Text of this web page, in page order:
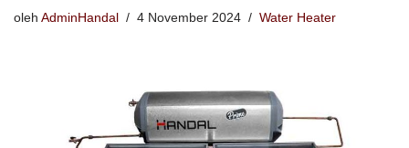
oleh AdminHandal 4 November 2024 Water Heater